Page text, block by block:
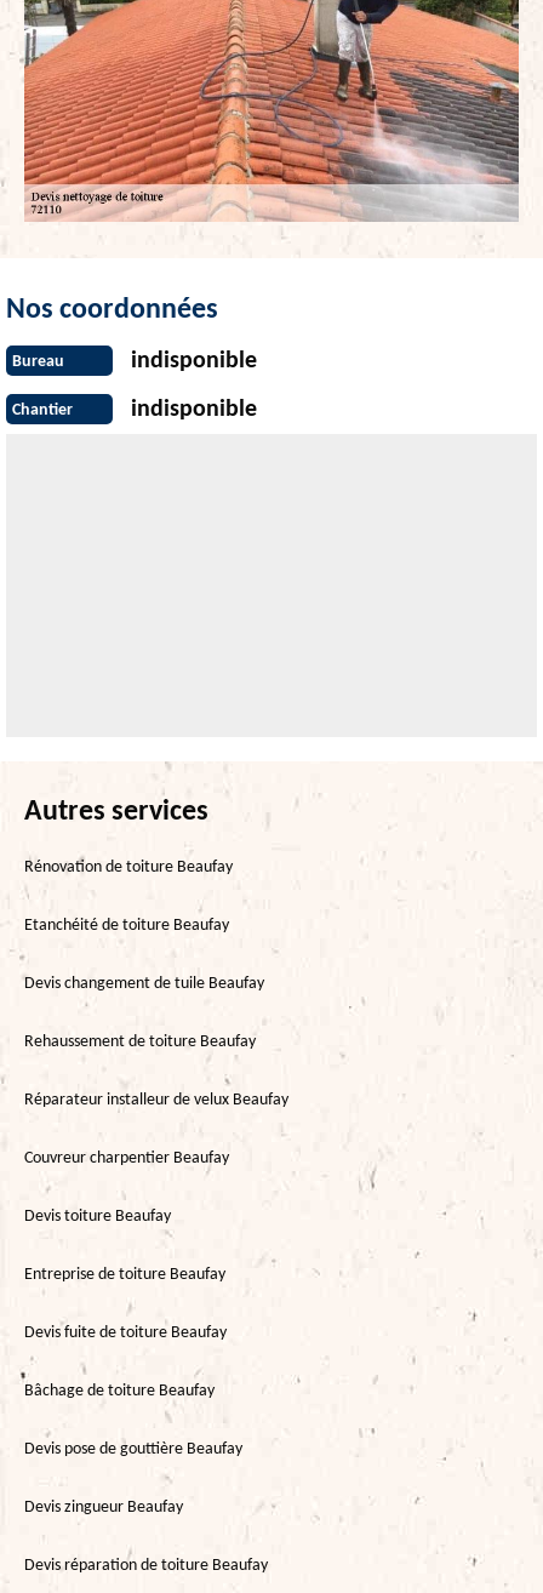
Nos coordonnées
Bureau indisponible
Chantier indisponible
Autres services
Rénovation de toiture Beaufay
Etanchéité de toiture Beaufay
Devis changement de tuile Beaufay
Rehaussement de toiture Beaufay
Réparateur installeur de velux Beaufay
Couvreur charpentier Beaufay
Devis toiture Beaufay
Entreprise de toiture Beaufay
Devis fuite de toiture Beaufay
Bâchage de toiture Beaufay
Devis pose de gouttière Beaufay
Devis zingueur Beaufay
Devis réparation de toiture Beaufay